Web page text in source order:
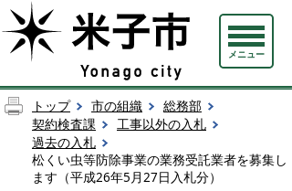
メニュー
トップ 市の組織
総務部
契約検査課
工事以外の入札
過去の入札
松くい虫等防除事業の業務受託業者を募集し
ます（平成26年5月27日入札分）